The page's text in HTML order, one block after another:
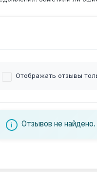
Отображать отзывы
Отзывов не